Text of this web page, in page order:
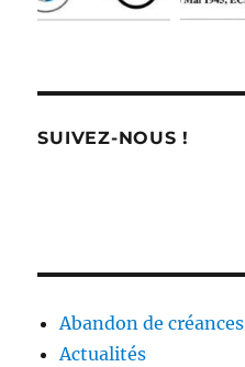
SUIVEZ-NOUS !
Abandon de créances
Actualités